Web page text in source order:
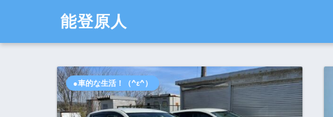
能登原人
●車的な生活！（^ε^）